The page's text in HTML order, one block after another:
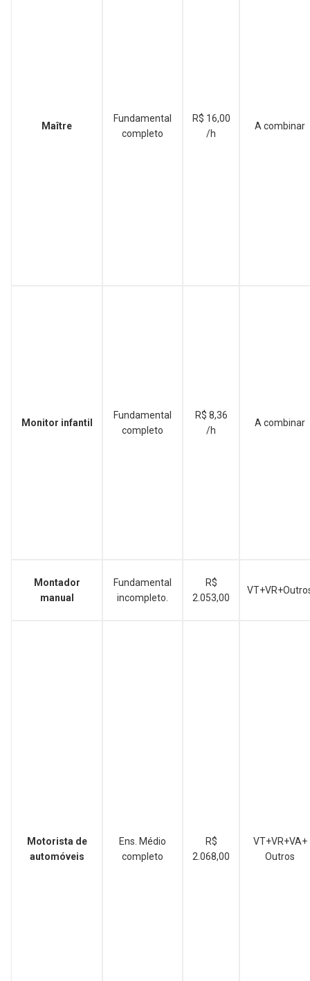
Maître
Fundamental
completo
R$ 16,00
/h
A combinar
Monitor infantil
Fundamental
completo
R$ 8,36
/h
A combinar
Montador
manual
Fundamental
incompleto.
R$
2.053,00
Motorista de
automóveis
Ens. Médio
completo
R$
2.068,00
VT+VR+VA+
Outros